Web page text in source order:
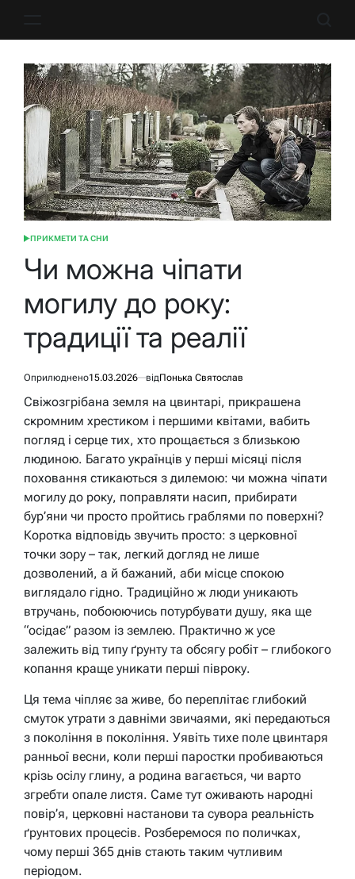
ОПУБЛІКУВАТИ
ПРИКМЕТИ ТА СНИ
Чи можна чіпати
могилу до року:
традиції та реалії
Оприлюднено15.03.2026 відПонька Святослав
Свіжозгрібана земля на цвинтарі, прикрашена
скромним хрестиком і першими квітами, вабить
погляд і серце тих, хто прощається з близькою
людиною. Багато українців у перші місяці після
поховання стикаються з дилемою: чи можна чіпати
могилу до року, поправляти насип, прибирати
бур’яни чи просто пройтись граблями по поверхні?
Коротка відповідь звучить просто: з церковної
точки зору – так, легкий догляд не лише
дозволений, а й бажаний, аби місце спокою
виглядало гідно. Традиційно ж люди уникають
втручань, побоюючись потурбувати душу, яка ще
“осідає” разом із землею. Практично ж усе
залежить від типу ґрунту та обсягу робіт – глибокого
копання краще уникати перші півроку.
Ця тема чіпляє за живе, бо переплітає глибокий
смуток утрати з давніми звичаями, які передаються
з покоління в покоління. Уявіть тихе поле цвинтаря
ранньої весни, коли перші паростки пробиваються
крізь осілу глину, а родина вагається, чи варто
згребти опале листя. Саме тут оживають народні
повір’я, церковні настанови та сувора реальність
ґрунтових процесів. Розберемося по поличках,
чому перші 365 днів стають таким чутливим
періодом.